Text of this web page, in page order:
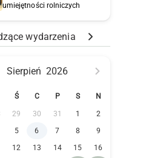
umiejętności rolniczych
wydarzenia
Sierpień 2026
Ś C P S N
29 30 31 1
2
5 6 7 8
9
12 13 14 15
16